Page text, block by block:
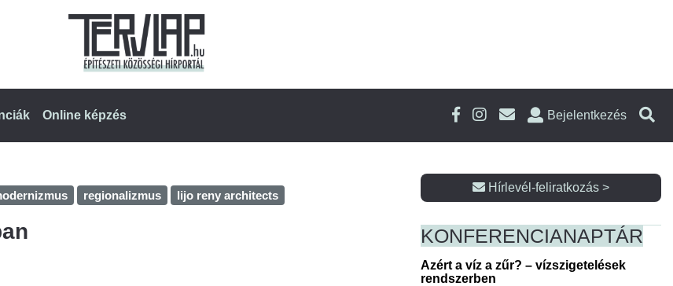
Online képzés Bejelentkezés
regionalizmus lijo reny architects
Hírlevél-feliratkozás >
KONFERENCIANAPTÁR
Azért a víz a zűr? – vízszigetelések
rendszerben